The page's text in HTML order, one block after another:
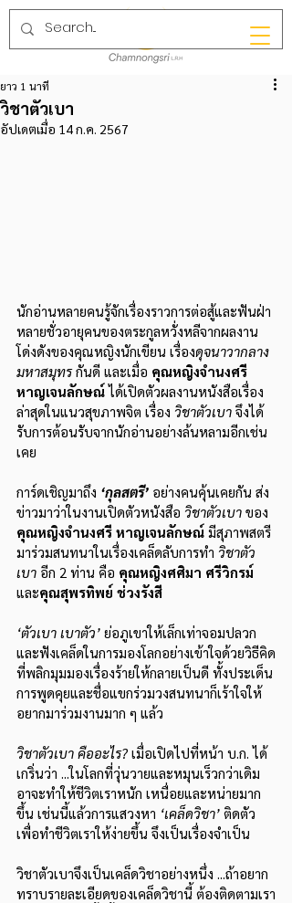
วิชาตัวเบา
ยาว 1 นาที
อัปเดตเมื่อ 14 ก.ค. 2567
นักอ่านหลายคนรู้จักเรื่องราวการต่อสู้และฟันฝ่า
หลายชั่วอายุคนของตระกูลหวั่งหลีจากผลงาน
โด่งดังของคุณหญิงนักเขียน เรื่องดุจนาวากลาง
มหาสมุทร กันดี และเมื่อ คุณหญิงจำนงศรี
หาญเจนลักษณ์ ได้เปิดตัวผลงานหนังสือเรื่อง
ล่าสุดในแนวสุขภาพจิต เรื่อง วิชาตัวเบา จึงได้
รับการต้อนรับจากนักอ่านอย่างล้นหลามอีกเช่น
เคย
การ์ดเชิญมาถึง ‘กุลสตรี’ อย่างคนคุ้นเคยกัน ส่ง
ข่าวมาว่าในงานเปิดตัวหนังสือ วิชาตัวเบา ของ
คุณหญิงจำนงศรี หาญเจนลักษณ์ มีสุภาพสตรี
มาร่วมสนทนาในเรื่องเคล็ดลับการทำ วิชาตัว
เบา อีก 2 ท่าน คือ คุณหญิงศศิมา ศรีวิกรม์
และคุณสุพรทิพย์ ช่วงรังสี
‘ตัวเบา เบาตัว’ ย่อภูเขาให้เล็กเท่าจอมปลวก
และฟังเคล็ดในการมองโลกอย่างเข้าใจด้วยวิธีคิด
ที่พลิกมุมมองเรื่องร้ายให้กลายเป็นดี ทั้งประเด็น
การพูดคุยและชื่อแขกร่วมวงสนทนาก็เร้าใจให้
อยากมาร่วมงานมาก ๆ แล้ว
วิชาตัวเบา คืออะไร? เมื่อเปิดไปที่หน้า บ.ก. ได้
เกริ่นว่า ...ในโลกที่วุ่นวายและหมุนเร็วกว่าเดิม
อาจะทำให้ชีวิตเราหนัก เหนื่อยและหน่ายมาก
ขึ้น เช่นนี้แล้วการแสวงหา ‘เคล็ดวิชา’ ติดตัว
เพื่อทำชีวิตเราให้ง่ายขึ้น จึงเป็นเรื่องจำเป็น
วิชาตัวเบาจึงเป็นเคล็ดวิชาอย่างหนึ่ง ...ถ้าอยาก
ทราบรายละเอียดของเคล็ดวิชานี้ ต้องติดตามเรา